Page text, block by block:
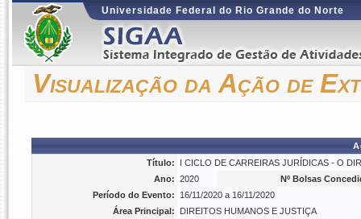
Universidade Federal do Rio Grande do Norte
Visualização da Ação de
Título:
I CICLO DE CARREIRAS JURÍDICAS - O
Ano: 2020
Nº Bolsas
Período do Evento:
16/11/2020 a 16/11/2020
Área Principal:
DIREITOS HUMANOS E JUSTIÇA